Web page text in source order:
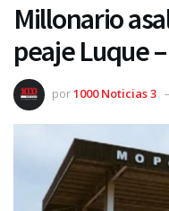
Millonario
peaje Luque
por1000 Noticias 3